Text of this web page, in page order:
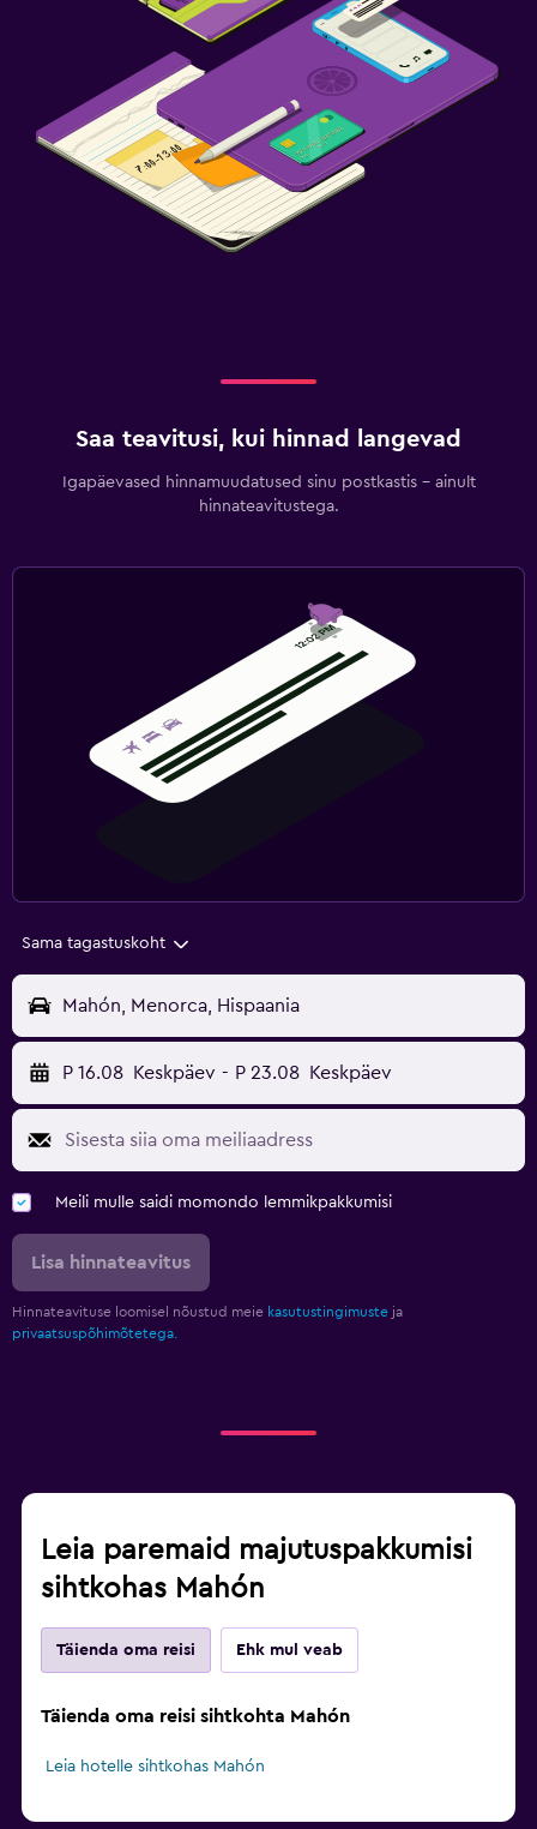
Saa teavitusi, kui hinnad langevad
Igapäevased hinnamuudatused sinu postkastis – ainult
hinnateavitustega.
Sama tagastuskoht
Mahón, Menorca, Hispaania
P 16.08 Keskpäev - P 23.08 Keskpäev
Meili mulle saidi momondo lemmikpakkumisi
Lisa hinnateavitus
Hinnateavituse loomisel nõustud meie kasutustingimuste ja
privaatsuspõhimõtetega.
Leia paremaid majutuspakkumisi
sihtkohas Mahón
Täienda oma reisi Ehk mul veab
Täienda oma reisi sihtkohta Mahón
Leia hotelle sihtkohas Mahón